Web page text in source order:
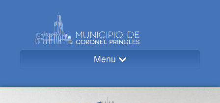
Menu
Inicio